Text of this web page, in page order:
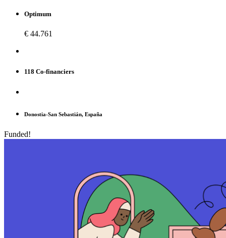
Optimum
€ 44.761
118 Co-financiers
Donostia-San Sebastián, España
Funded!